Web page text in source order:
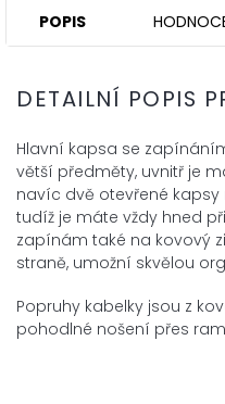
POPIS
DETAILNÍ POPIS
Hlavní kapsa se
větší předměty, uvnitř je
navíc dvě otevřené
tudíž je máte vždy hned
zapínám také na kovový
straně, umožní skvělou
Popruhy kabelky jsou z
pohodlné nošení přes